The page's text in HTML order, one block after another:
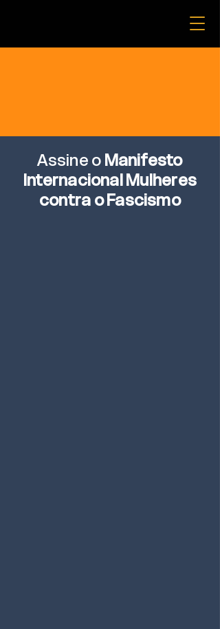
Assine o Manifesto
Internacional Mulheres
contra o Fascismo